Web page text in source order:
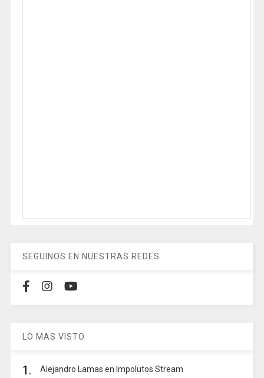
SEGUINOS EN NUESTRAS REDES
LO MAS VISTO
1. Alejandro Lamas en Impolutos Stream